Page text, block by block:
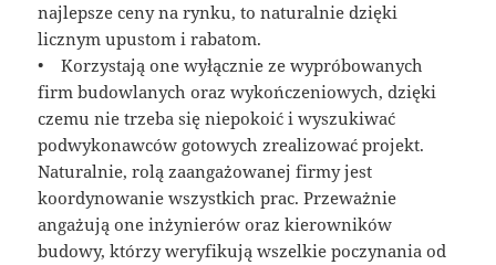
najlepsze ceny na rynku, to naturalnie dzięki
licznym upustom i rabatom.
• Korzystają one wyłącznie ze wypróbowanych
firm budowlanych oraz wykończeniowych, dzięki
czemu nie trzeba się niepokoić i wyszukiwać
podwykonawców gotowych zrealizować projekt.
Naturalnie, rolą zaangażowanej firmy jest
koordynowanie wszystkich prac. Przeważnie
angażują one inżynierów oraz kierowników
budowy, którzy weryfikują wszelkie poczynania od